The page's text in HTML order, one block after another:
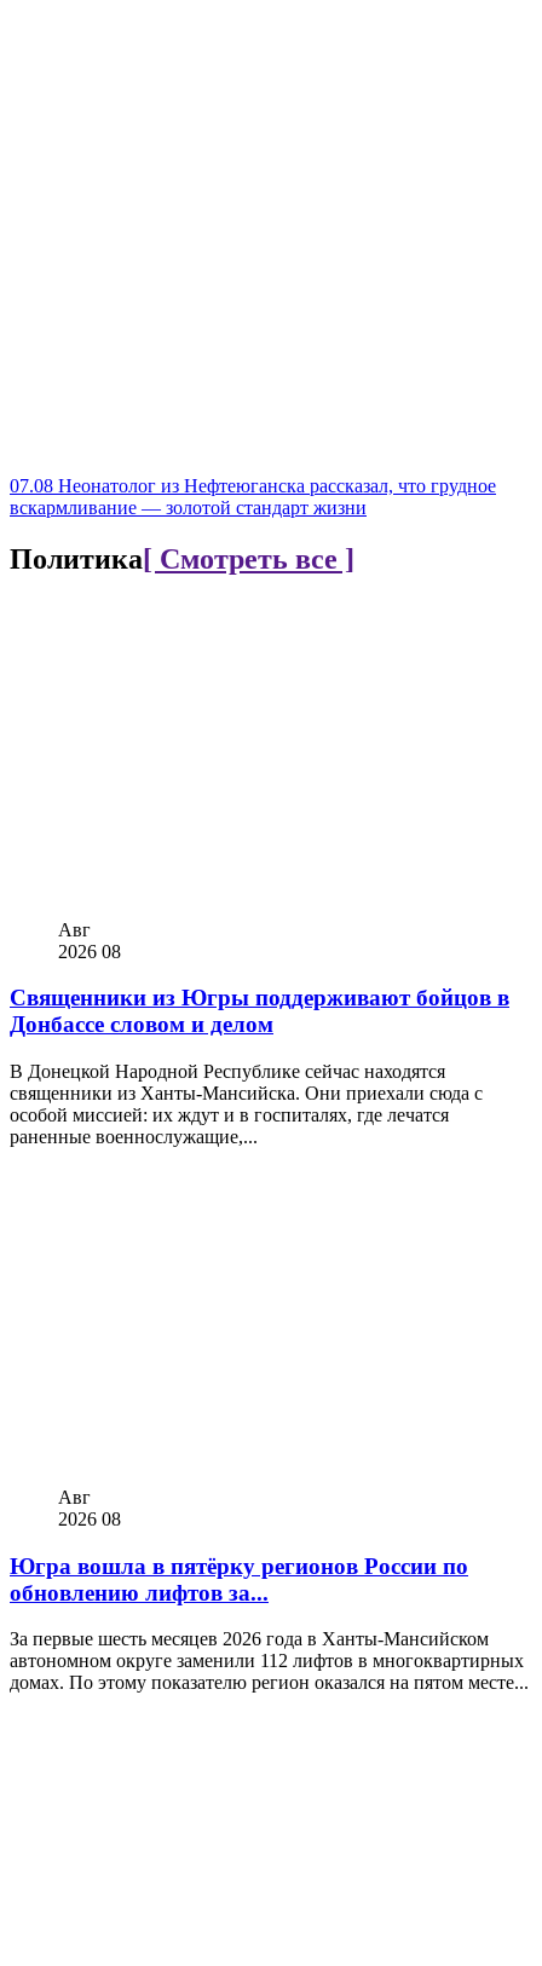
07.08 Неонатолог из Нефтеюганска рассказал, что грудное
вскармливание — золотой стандарт жизни
Политика[ Смотреть все ]
Авг
2026 08
Священники из Югры поддерживают бойцов в
Донбассе словом и делом
В Донецкой Народной Республике сейчас находятся
священники из Ханты-Мансийска. Они приехали сюда с
особой миссией: их ждут и в госпиталях, где лечатся
раненные военнослужащие,...
Авг
2026 08
Югра вошла в пятёрку регионов России по
обновлению лифтов за...
За первые шесть месяцев 2026 года в Ханты-Мансийском
автономном округе заменили 112 лифтов в многоквартирных
домах. По этому показателю регион оказался на пятом месте...